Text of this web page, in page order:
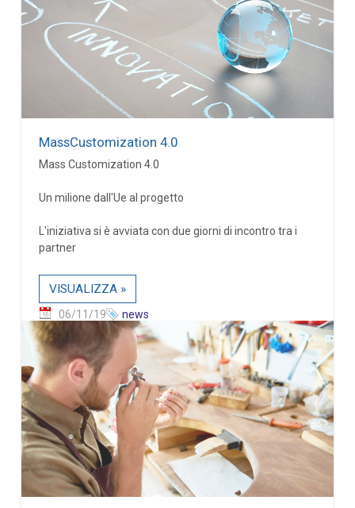
MassCustomization 4.0
Mass Customization 4.0
Un milione dall'Ue al progetto
L'iniziativa si è avviata con due giorni di incontro tra i
partner
VISUALIZZA »
06/11/19 news